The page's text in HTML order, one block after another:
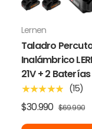
Lernen
Taladro
Inalámbrico
21V + 2
★★★★★ (15)
$30.990 $69.990